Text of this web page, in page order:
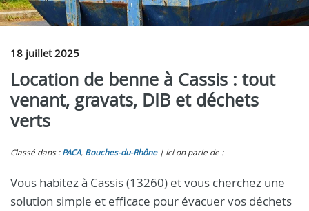
18 juillet 2025
Location de benne à Cassis : tout
venant, gravats, DIB et déchets
verts
Classé dans : PACA, Bouches-du-Rhône Ici on parle de :
Vous habitez à Cassis (13260) et vous cherchez une
solution simple et efficace pour évacuer vos déchets